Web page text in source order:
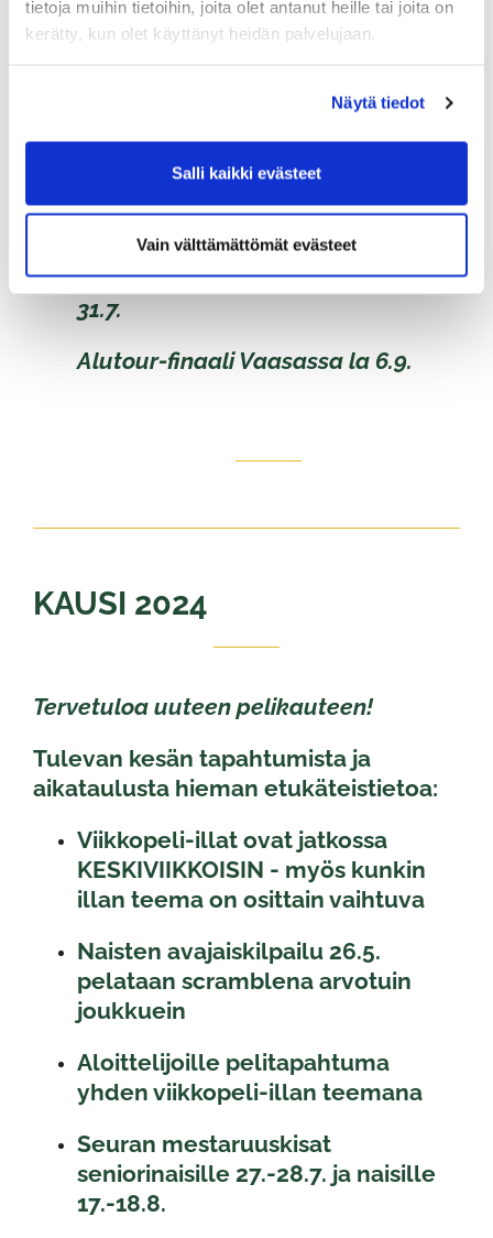
tietoja muihin tietoihin, joita olet antanut heille tai joita on
kerätty, kun olet käyttänyt heidän palvelujaan.
Näytä tiedot
Salli kaikki evästeet
Vain välttämättömät evästeet
Seniorinaiset yli 50 v
aluetour osakilpailut:
1. Kokkolan golf 12.6. 2.
Järviseudun golf 10.7. 3. Botnia golf
31.7.
​​​​​​​Alutour-finaali Vaasassa la 6.9.
KAUSI 2024
Tervetuloa uuteen pelikauteen!
Tulevan kesän tapahtumista ja
aikataulusta hieman etukäteistietoa:
Viikkopeli-illat ovat jatkossa
KESKIVIIKKOISIN - myös kunkin
illan teema on osittain vaihtuva
Naisten avajaiskilpailu 26.5.
pelataan scramblena arvotuin
joukkuein
Aloittelijoille pelitapahtuma
yhden viikkopeli-illan teemana
Seuran mestaruuskisat
seniorinaisille 27.-28.7. ja naisille
17.-18.8.